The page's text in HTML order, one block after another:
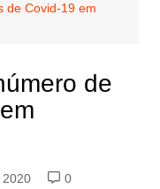
de Covid-19 em
de
2020
0